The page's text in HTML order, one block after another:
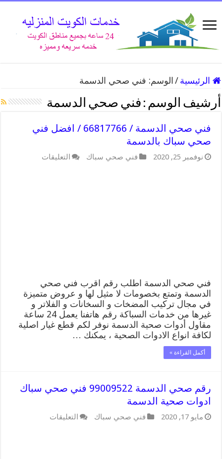
الرئيسية / الوسم: فني صحي الدسمة
أرشيف الوسم : فني صحي الدسمة
فني صحي الدسمة / 66817766 / افضل فني
صحي سباك بالدسمة
نوفمبر 25, 2020 فني صحي سباك التعليقات
فني صحي الدسمة اطلب رقم اقرب فني صحي
الدسمة وتمتع بخصومات لا مثيل لها و عروض متميزة
في مجال تركيب المضخات و السخانات و الفلاتر و
غيرها من خدمات السباكة رقم هاتفنا يعمل 24 ساعة
مقاول أدوات صحية الدسمة نوفر لكم قطع غيار اصلية
لكافة انواع الادوات الصحية ، يمكنك …
أكمل القراءة »
رقم صحي الدسمة 99009522 فني صحي سباك
ادوات صحية الدسمة
مايو 17, 2020 فني صحي سباك التعليقات